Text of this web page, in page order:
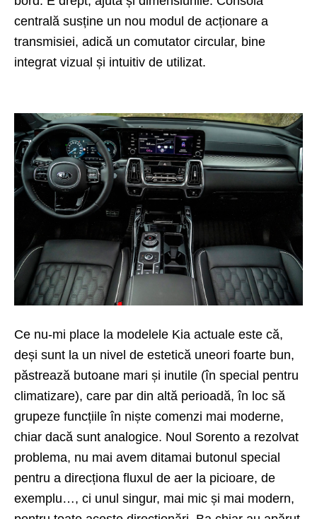
centrală susține un nou modul de acționare a
transmisiei, adică un comutator circular, bine
integrat vizual și intuitiv de utilizat.
Ce nu-mi place la modelele Kia actuale este că,
deși sunt la un nivel de estetică uneori foarte bun,
păstrează butoane mari și inutile (în special pentru
climatizare), care par din altă perioadă, în loc să
grupeze funcțiile în niște comenzi mai moderne,
chiar dacă sunt analogice. Noul Sorento a rezolvat
problema, nu mai avem ditamai butonul special
pentru a direcționa fluxul de aer la picioare, de
exemplu…, ci unul singur, mai mic și mai modern,